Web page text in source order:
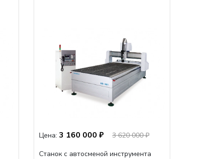
Цена: 3 160 000 ₽
3 620 000 ₽
Станок с автосменой инструмента